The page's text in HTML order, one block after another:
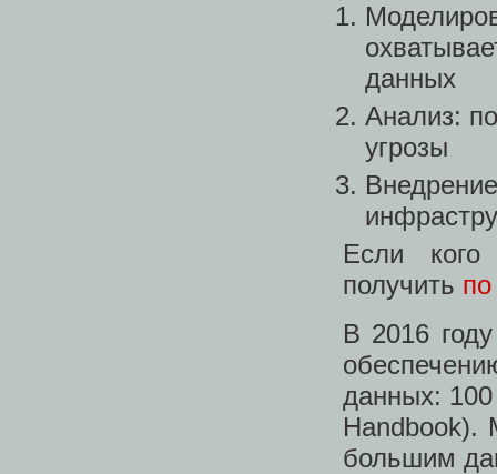
данных
Анализ:
угрозы
Если кого
получить
В 2016
данных:
Handbook).
большим